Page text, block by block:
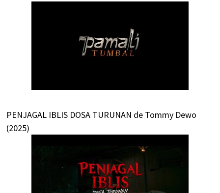
PENJAGAL IBLIS DOSA TURUNAN de Tommy Dewo
(2025)